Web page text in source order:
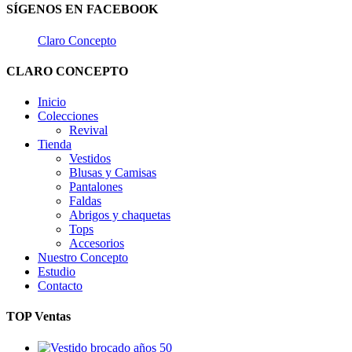
SÍGENOS EN FACEBOOK
Claro Concepto
CLARO CONCEPTO
Inicio
Colecciones
Revival
Tienda
Vestidos
Blusas y Camisas
Pantalones
Faldas
Abrigos y chaquetas
Tops
Accesorios
Nuestro Concepto
Estudio
Contacto
TOP Ventas